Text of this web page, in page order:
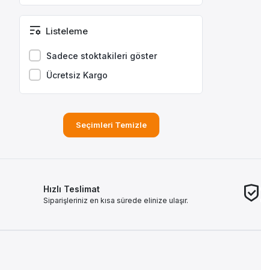
Filtron
KINGMAX
MK
MULTIPLUS
Listeleme
Sadece stoktakileri göster
Ücretsiz Kargo
Seçimleri Temizle
Hızlı Teslimat
Siparişleriniz en kısa sürede elinize ulaşır.